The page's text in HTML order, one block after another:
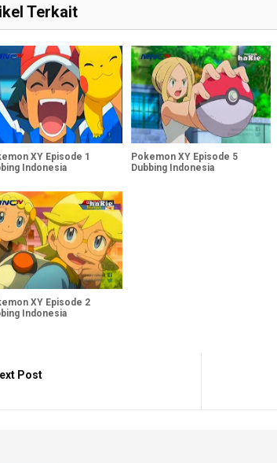
Terkait
XY Episode 1
Indonesia
Pokemon XY Episode 5
Dubbing Indonesia
XY Episode 2
Indonesia
Post